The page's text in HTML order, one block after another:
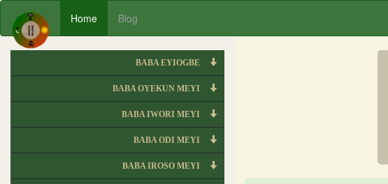
Home Blog
BABA EYIOGBE
BABA OYEKUN MEYI
BABA IWORI MEYI
BABA ODI MEYI
BABA IROSO MEYI